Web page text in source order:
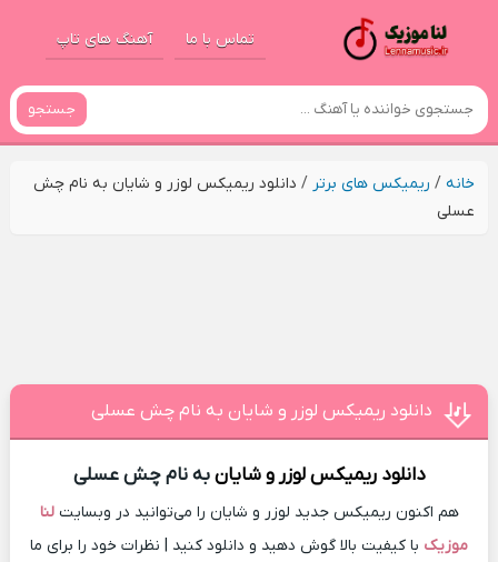
تماس با ما آهنگ های تاپ
جستجو
خانه/ ریمیکس های برتر / دانلود ریمیکس لوزر و شایان به نام چش
عسلی
دانلود ریمیکس لوزر و شایان به نام چش عسلی
دانلود ریمیکس لوزر و شایانبه نام چش عسلی
هم اکنون ریمیکس جدید لوزر و شایان را می‌توانید در وبسایتلنا
موزیک با کیفیت بالا گوش دهید و دانلود کنید | نظرات خود را برای ما